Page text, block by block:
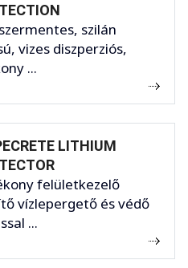
szilán
vizes diszperziós,
...
LITHIUM
felületkezelő
vízlepergető és védő
...